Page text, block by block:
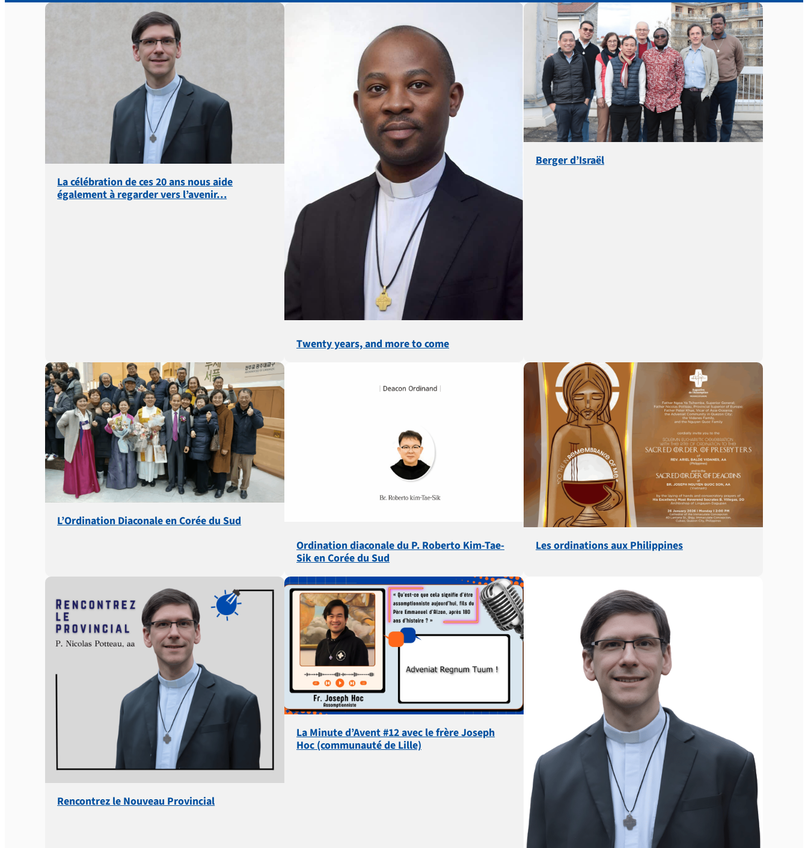
La célébration de ces 20 ans nous aide
également à regarder vers l’avenir…
Twenty years, and more to come
Berger d’Israël
L’Ordination Diaconale en Corée du Sud
Ordination diaconale du P. Roberto Kim-Tae-
Sik en Corée du Sud
Les ordinations aux Philippines
Rencontrez le Nouveau Provincial
La Minute d’Avent #12 avec le frère Joseph
Hoc (communauté de Lille)